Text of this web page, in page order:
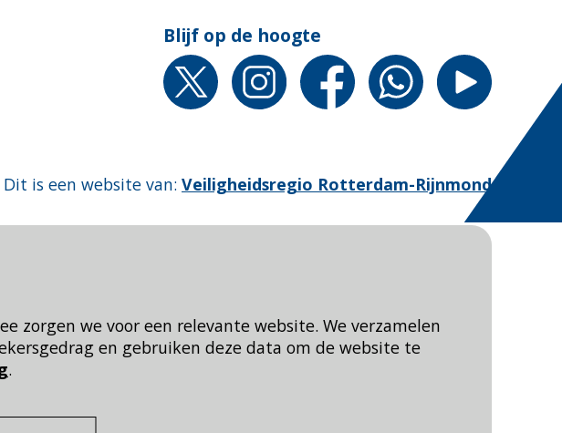
zorgen we voor een relevante website. We verzamelen
en gebruiken deze data om de website te
.
Blijf op de hoogte
Dit is een website van: Veiligheidsregio Rotterdam-Rijnmond